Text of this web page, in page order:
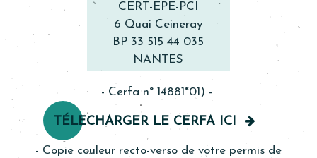
CERT-EPE-PCI
6 Quai Ceineray
BP 33 515 44 035
NANTES
- Cerfa n° 14881*01) -
TÉLECHARGER LE CERFA ICI
- Copie couleur recto-verso de votre permis de